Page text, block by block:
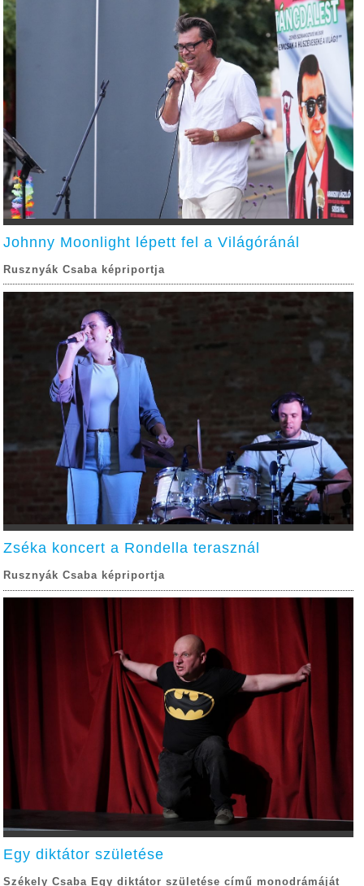
Johnny Moonlight lépett fel a Világóránál
Rusznyák Csaba képriportja
Zséka koncert a Rondella terasznál
Rusznyák Csaba képriportja
Egy diktátor születése
Székely Csaba Egy diktátor születése című monodrámáját